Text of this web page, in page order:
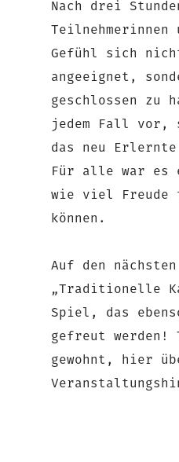
Nach drei
Teilnehmerinnen
Gefühl sich
angeeignet,
geschlossen zu
jedem Fall vor,
das neu
Für alle war es
wie viel Freude
können.
Auf den
„Traditionelle
Spiel, das
gefreut werden!
gewohnt, hier